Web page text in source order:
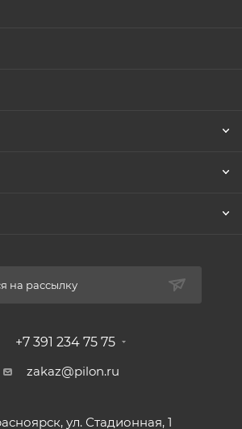
на рассылку
+7 391 234 75 75
zakaz@pilon.ru
ул. Стадионная, 1